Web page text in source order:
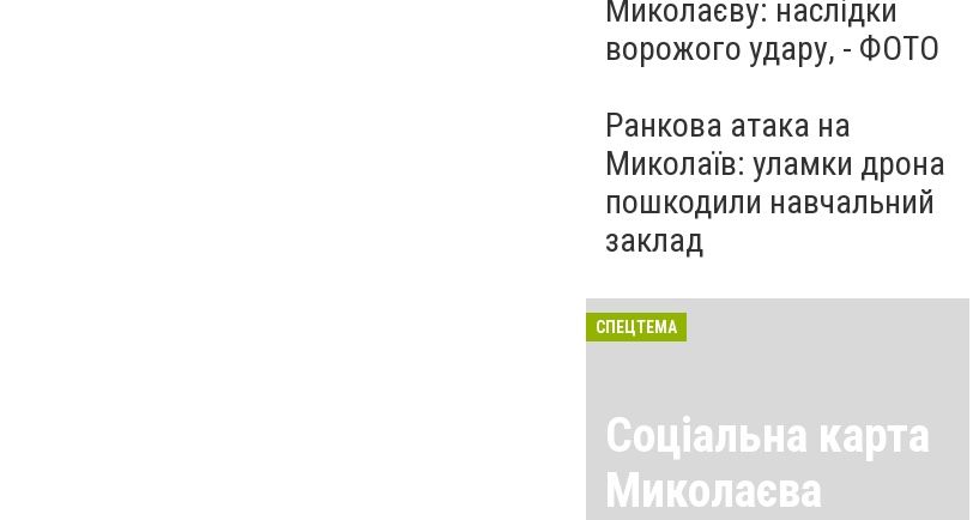
Миколаєву: наслідки
ворожого удару, - ФОТО
Ранкова атака на
Миколаїв: уламки дрона
пошкодили навчальний
заклад
СПЕЦТЕМА
Соціальна карта
Миколаєва